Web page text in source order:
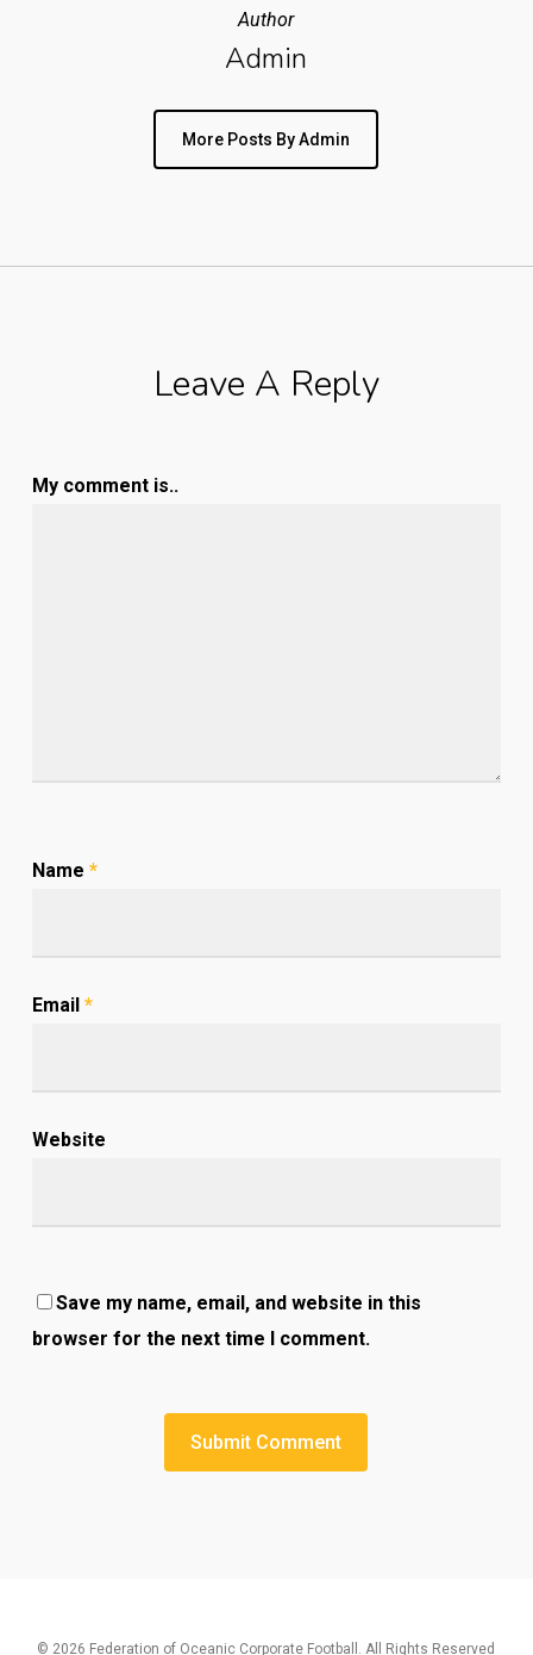
Author
Admin
More Posts By Admin
Leave A Reply
My comment is..
Name *
Email *
Website
Save my name, email, and website in this
browser for the next time I comment.
© 2026 Federation of Oceanic Corporate Football. All Rights Reserved